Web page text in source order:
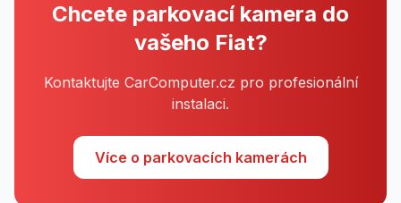
Chcete parkovací kamera do
vašeho Fiat?
Kontaktujte CarComputer.cz pro profesionální
instalaci.
Více o parkovacích kamerách